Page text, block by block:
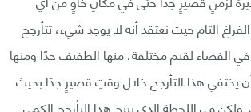
التام حيث نعتقد أنه لا يوجد شيء، تتأرجح
الفضاء لقيم مختلفة، منها الطفيف جدًا ومنها
يختفي هذا التأرجح خلال وقتٍ قصيرٍ جدًا بحيث
ولكن في اللحظة الذي ينتج هذا التأرجح الكمي